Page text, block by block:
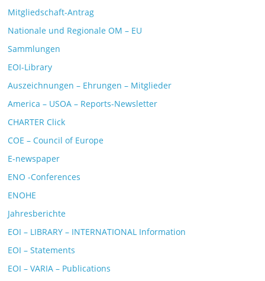
Mitgliedschaft-Antrag
Nationale und Regionale OM – EU
Sammlungen
EOI-Library
Auszeichnungen – Ehrungen – Mitglieder
America – USOA – Reports-Newsletter
CHARTER Click
COE – Council of Europe
E-newspaper
ENO -Conferences
ENOHE
Jahresberichte
EOI – LIBRARY – INTERNATIONAL Information
EOI – Statements
EOI – VARIA – Publications